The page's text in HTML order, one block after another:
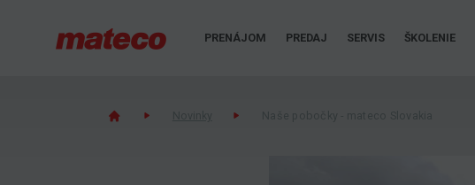
PRENÁJOM PREDAJ SERVIS ŠKOLENIE